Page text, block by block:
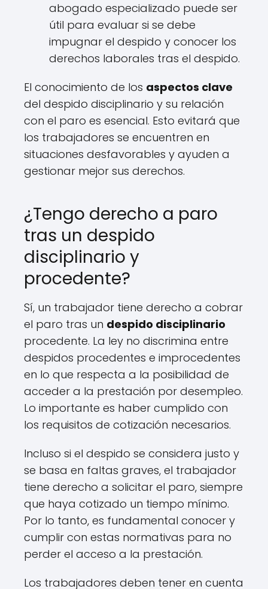
abogado especializado puede ser
útil para evaluar si se debe
impugnar el despido y conocer los
derechos laborales tras el despido.
El conocimiento de los aspectos clave
del despido disciplinario y su relación
con el paro es esencial. Esto evitará que
los trabajadores se encuentren en
situaciones desfavorables y ayuden a
gestionar mejor sus derechos.
¿Tengo derecho a paro
tras un despido
disciplinario y
procedente?
Sí, un trabajador tiene derecho a cobrar
el paro tras un despido disciplinario
procedente. La ley no discrimina entre
despidos procedentes e improcedentes
en lo que respecta a la posibilidad de
acceder a la prestación por desempleo.
Lo importante es haber cumplido con
los requisitos de cotización necesarios.
Incluso si el despido se considera justo y
se basa en faltas graves, el trabajador
tiene derecho a solicitar el paro, siempre
que haya cotizado un tiempo mínimo.
Por lo tanto, es fundamental conocer y
cumplir con estas normativas para no
perder el acceso a la prestación.
Los trabajadores deben tener en cuenta